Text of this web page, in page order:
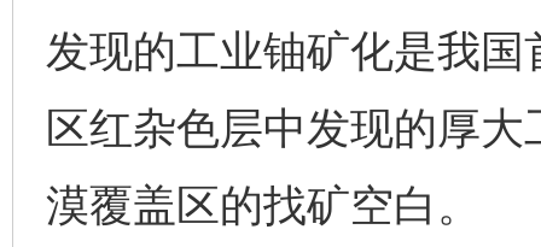
发现的工业铀矿化是我
区红杂色层中发现的厚
漠覆盖区的找矿空白。